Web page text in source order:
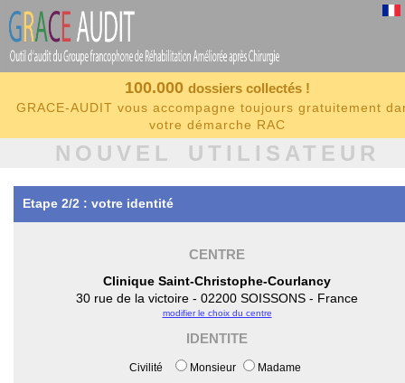
100.000 dossiers collectés !
GRACE-AUDIT vous accompagne toujours gratuitement
votre démarche RAC
NOUVEL UTILISATEUR
Etape 2/2 : votre identité
CENTRE
Clinique Saint-Christophe-Courlancy
30 rue de la victoire - 02200 SOISSONS - France
modifier le choix du centre
IDENTITE
Civilité Monsieur Madame